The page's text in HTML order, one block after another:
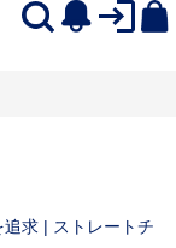
求 | ストレートチ